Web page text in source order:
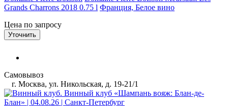
Grands Charrons 2018 0.75 l Франция, Белое вино
Цена по запросу
Уточнить
Самовывоз
г. Москва, ул. Никольская, д. 19-21/1